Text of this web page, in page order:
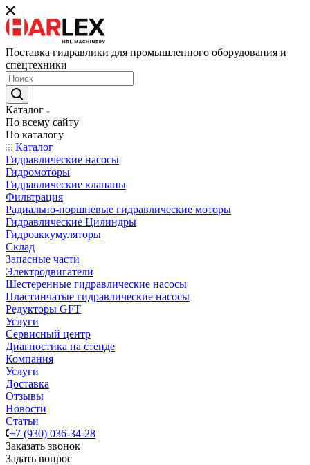
Поставка гидравлики для промышленного оборудования и
спецтехники
Каталог
По всему сайту
По каталогу
Каталог
Гидравлические насосы
Гидромоторы
Гидравлические клапаны
Фильтрация
Радиально-поршневые гидравлические моторы
Гидравлические Цилиндры
Гидроаккумуляторы
Склад
Запасные части
Электродвигатели
Шестеренные гидравлические насосы
Пластинчатые гидравлические насосы
Редукторы GFT
Услуги
Сервисный центр
Диагностика на стенде
Компания
Услуги
Доставка
Отзывы
Новости
Статьи
+7 (930) 036-34-28
Заказать звонок
Задать вопрос